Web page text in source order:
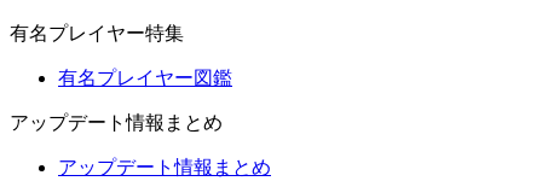
有名プレイヤー特集
有名プレイヤー図鑑
アップデート情報まとめ
アップデート情報まとめ